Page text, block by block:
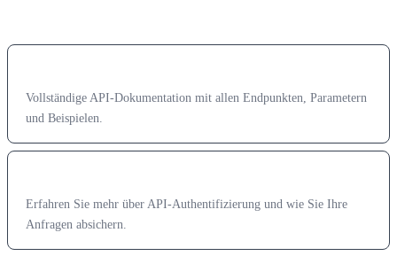
Vollständige API-Dokumentation mit allen Endpunkten, Parametern
und Beispielen.
Erfahren Sie mehr über API-Authentifizierung und wie Sie Ihre
Anfragen absichern.